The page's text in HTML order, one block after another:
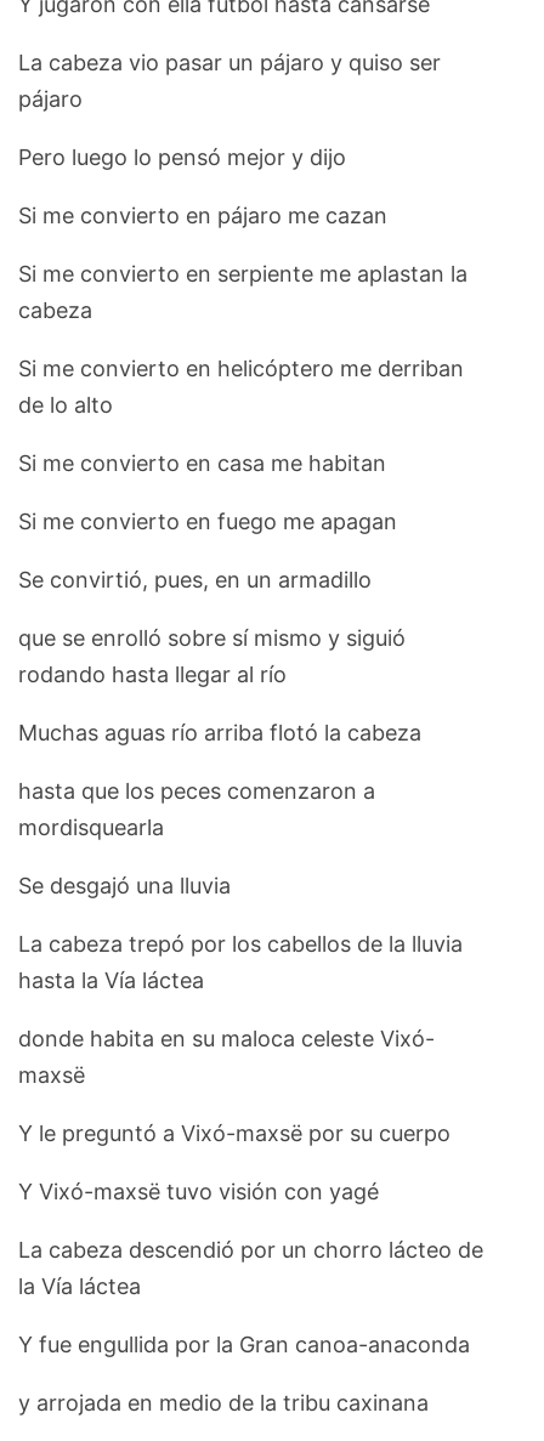
La cabeza vio pasar un pájaro y quiso ser
pájaro
Pero luego lo pensó mejor y dijo
Si me convierto en pájaro me cazan
Si me convierto en serpiente me aplastan la
cabeza
Si me convierto en helicóptero me derriban
de lo alto
Si me convierto en casa me habitan
Si me convierto en fuego me apagan
Se convirtió, pues, en un armadillo
que se enrolló sobre sí mismo y siguió
rodando hasta llegar al río
Muchas aguas río arriba flotó la cabeza
hasta que los peces comenzaron a
mordisquearla
Se desgajó una lluvia
La cabeza trepó por los cabellos de la lluvia
hasta la Vía láctea
donde habita en su maloca celeste Vixó-
maxsë
Y le preguntó a Vixó-maxsë por su cuerpo
Y Vixó-maxsë tuvo visión con yagé
La cabeza descendió por un chorro lácteo de
la Vía láctea
Y fue engullida por la Gran canoa-anaconda
y arrojada en medio de la tribu caxinana